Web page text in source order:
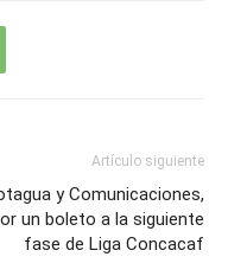
Artículo siguiente
y Comunicaciones,
un boleto a la siguiente
fase de Liga Concacaf